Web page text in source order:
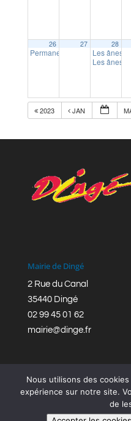
26
Permanence avocat conseil
27 28
Les ânes
Les ânes
2023 JAN
Mairie de Dingé
2 Rue du Canal
35440 Dingé
02 99 45 01 62
mairie@dinge.fr
Réalisation © Mairie de
Nous utilisons des
expérience sur notre site.
de